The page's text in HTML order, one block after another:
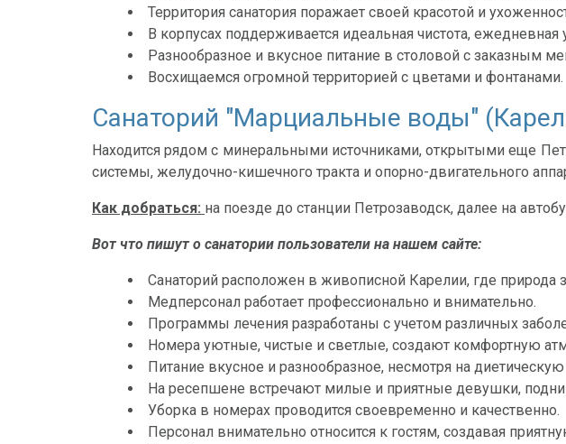
Территория санатория поражает своей красотой и
В корпусах поддерживается идеальная чистота, ежедневная
Разнообразное и вкусное питание в столовой с заказным
Восхищаемся огромной территорией с цветами и фонтанами.
Санаторий "Марциальные воды"
Находится рядом с минеральными источниками, открытыми еще
системы, желудочно-кишечного тракта и опорно-двигательного
Как добраться: на поезде до станции Петрозаводск, далее на
Вот что пишут о санатории пользователи на нашем сайте:
Санаторий расположен в живописной Карелии, где природа
Медперсонал работает профессионально и внимательно.
Программы лечения разработаны с учетом различных
Номера уютные, чистые и светлые, создают комфортную
Питание вкусное и разнообразное, несмотря на
На ресепшене встречают милые и приятные девушки,
Уборка в номерах проводится своевременно и качественно.
Персонал внимательно относится к гостям, создавая